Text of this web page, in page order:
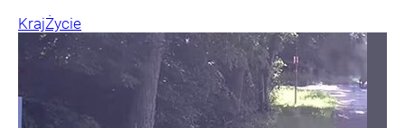
KrajŻycie